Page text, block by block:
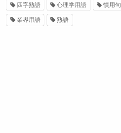
四字熟語 心理学用語 慣用句
業界用語 熟語